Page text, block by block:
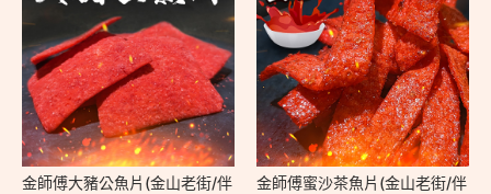
金師傅大豬公魚片(金山老街/伴
金師傅蜜沙茶魚片(金山老街/伴